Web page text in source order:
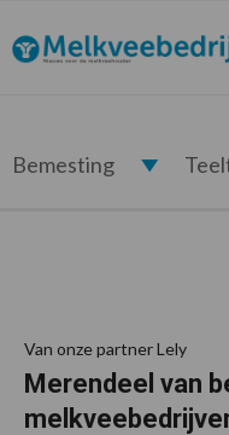
de
hoofdnavigatie
de
hoofd
de
eerste
de
voettekst
Melkveebedrijf.nl
Bemesting
Van onze partner Lely
Merendeel van